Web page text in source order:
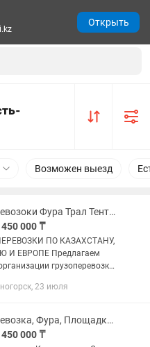
Возможен выезд
Грузоперевозоки Фура Трал Тент Камаз Логистика Рефрижератора
000 ₸
ПО КАЗАХСТАНУ,
Предлагаем
грузоперевозки
✅ Международные
23 июля
Грузоперевозка, Фура, Площадка, Трал, Рефрижератор Камаз
000 ₸
Открыть